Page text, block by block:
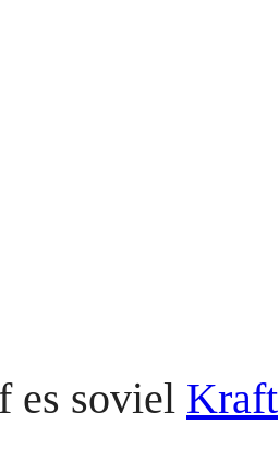
es soviel Kraft